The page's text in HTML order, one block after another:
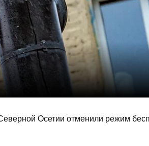
Осетии отменили режим